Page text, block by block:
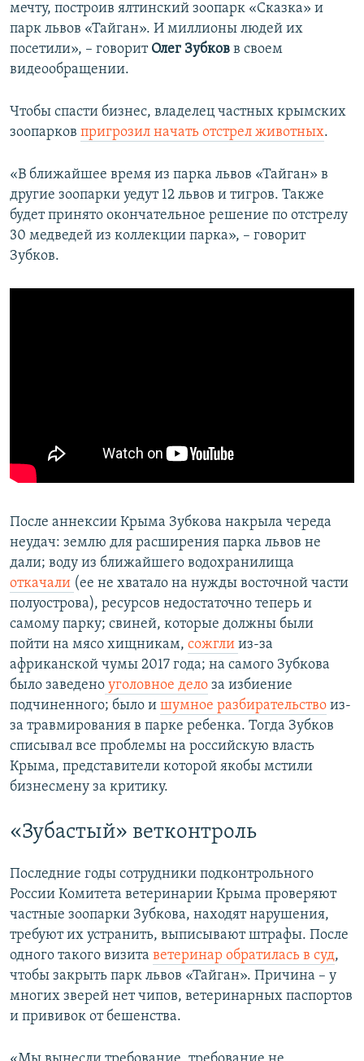
мечту, построив ялтинский зоопарк «Сказка» и
парк львов «Тайган». И миллионы людей их
посетили», – говорит Олег Зубков в своем
видеообращении.
Чтобы спасти бизнес, владелец частных крымских
зоопарков пригрозил начать отстрел животных.
«В ближайшее время из парка львов «Тайган» в
другие зоопарки уедут 12 львов и тигров. Также
будет принято окончательное решение по отстрелу
30 медведей из коллекции парка», – говорит
Зубков.
После аннексии Крыма Зубкова накрыла череда
неудач: землю для расширения парка львов не
дали; воду из ближайшего водохранилища
откачали (ее не хватало на нужды восточной части
полуострова), ресурсов недостаточно теперь и
самому парку; свиней, которые должны были
пойти на мясо хищникам, сожгли из-за
африканской чумы 2017 года; на самого Зубкова
было заведено уголовное дело за избиение
подчиненного; было и шумное разбирательство из-
за травмирования в парке ребенка. Тогда Зубков
списывал все проблемы на российскую власть
Крыма, представители которой якобы мстили
бизнесмену за критику.
«Зубастый» ветконтроль
Последние годы сотрудники подконтрольного
России Комитета ветеринарии Крыма проверяют
частные зоопарки Зубкова, находят нарушения,
требуют их устранить, выписывают штрафы. После
одного такого визита ветеринар обратилась в суд,
чтобы закрыть парк львов «Тайган». Причина – у
многих зверей нет чипов, ветеринарных паспортов
и прививок от бешенства.